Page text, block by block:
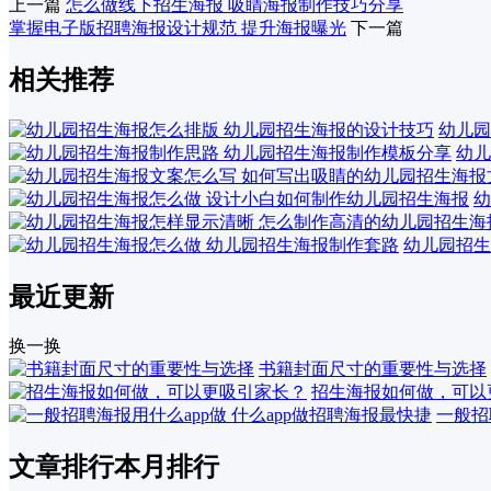
上一篇 怎么做线下招生海报 吸睛海报制作技巧分享
掌握电子版招聘海报设计规范 提升海报曝光 下一篇
相关推荐
幼儿
幼
幼儿园招
最近更新
换一换
书籍封面尺寸的重要性与选择
招生海报如何做，可
一般
文章排行本月排行